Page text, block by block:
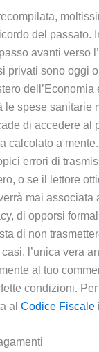
del
avanti
sono
spese
di accedere
calcolato a
errori di
o se il lettore
mai
di opporsi
di non
l’unica vera
al tuo
condizioni.
al Codice Fiscale